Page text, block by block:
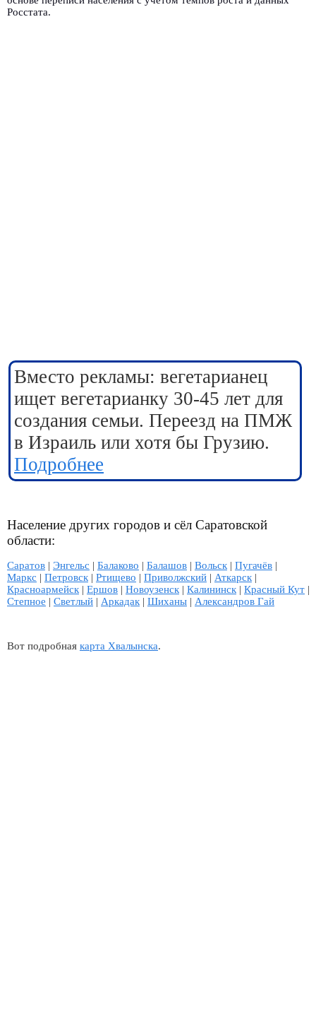
Росстата.
Вместо рекламы: вегетарианец
ищет вегетарианку 30-45 лет для
создания семьи. Переезд на ПМЖ
в Израиль или хотя бы Грузию.
Подробнее
Население других городов и сёл Саратовской
области:
Саратов | Энгельс | Балаково | Балашов | Вольск | Пугачёв |
Маркс | Петровск | Ртищево | Приволжский | Аткарск |
Красноармейск | Ершов | Новоузенск | Калининск | Красный Кут |
Степное | Светлый | Аркадак | Шиханы | Александров Гай
Вот подробная карта Хвалынска.